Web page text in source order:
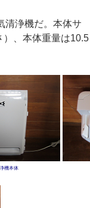
清浄機だ。本体サ
、本体重量は10.5
機本体